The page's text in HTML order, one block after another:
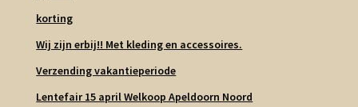
korting
Wij zijn erbij!! Met kleding en accessoires.
Verzending vakantieperiode
Lentefair 15 april Welkoop Apeldoorn Noord